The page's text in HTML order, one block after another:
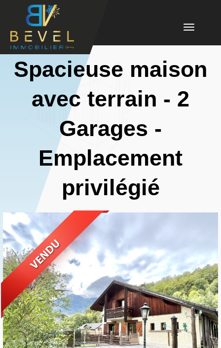
Toggle
Spacieuse maison
avec terrain - 2
Garages -
Emplacement
privilégié